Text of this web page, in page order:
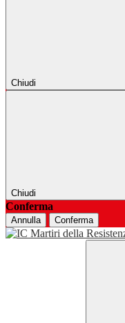
Chiudi
Chiudi
Conferma
Annulla Conferma